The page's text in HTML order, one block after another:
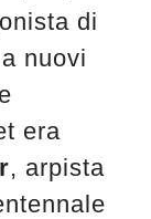
di
nuovi
era
, arpista